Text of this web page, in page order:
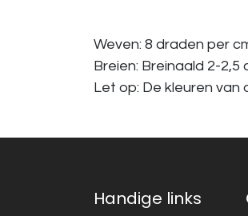
Weven: 8 draden per
Breien: Breinaald 2-2,5
Let op: De kleuren
Handige links